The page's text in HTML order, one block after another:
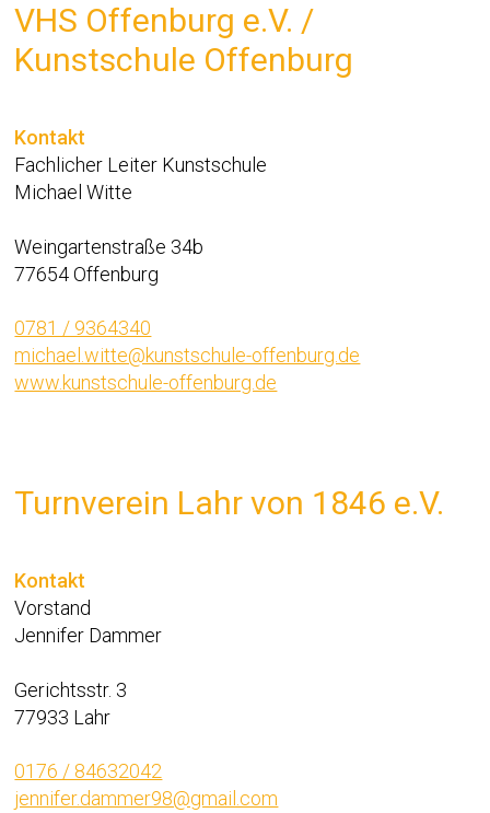
VHS Offenburg e.V. /
Kunstschule Offenburg
Kontakt
Fachlicher Leiter Kunstschule
Michael Witte
Weingartenstraße 34b
77654 Offenburg
0781 / 9364340
michael.witte@kunstschule-offenburg.de
www.kunstschule-offenburg.de
Turnverein Lahr von 1846 e.V.
Kontakt
Vorstand
Jennifer Dammer
Gerichtsstr. 3
77933 Lahr
0176 / 84632042
jennifer.dammer98@gmail.com